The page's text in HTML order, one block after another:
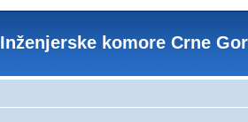
komore Crne